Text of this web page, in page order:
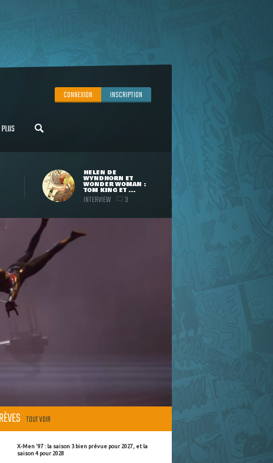
CONNEXION INSCRIPTION
PLUS
HELEN DE
WYNDHORN ET
WONDER WOMAN :
TOM KING ET ...
INTERVIEW 3
TOUT VOIR
X-Men '97 : la saison 3 bien prévue pour 2027, et la
saison 4 pour 2028